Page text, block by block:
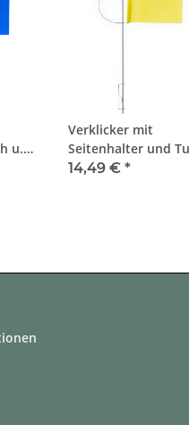
u.
Verklicker mit
Seitenhalter und
125mm, gelb
14,49 € *